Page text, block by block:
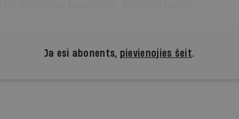
Ja esi abonents, pievienojies šeit.